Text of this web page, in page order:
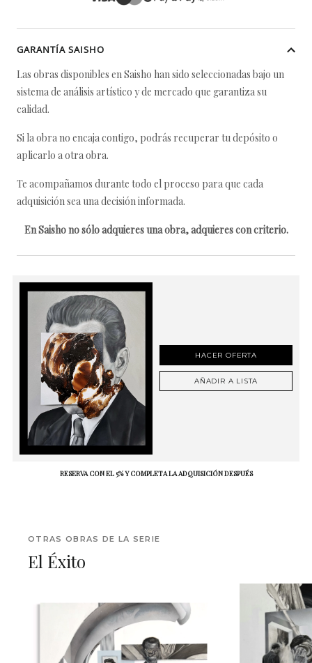
GARANTÍA SAISHO
Las obras disponibles en Saisho han sido seleccionadas bajo un
sistema de análisis artístico y de mercado que garantiza su
calidad.
Si la obra no encaja contigo, podrás recuperar tu depósito o
aplicarlo a otra obra.
Te acompañamos durante todo el proceso para que cada
adquisición sea una decisión informada.
En Saisho no sólo adquieres una obra, adquieres con criterio.
HACER OFERTA
AÑADIR A LISTA
RESERVA CON EL 5% Y COMPLETA LA ADQUISICIÓN DESPUÉS
OTRAS OBRAS DE LA SERIE
El Éxito